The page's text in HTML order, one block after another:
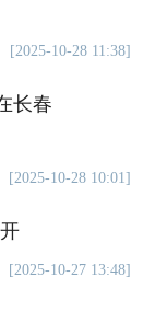
[2025-10-28 11:38]
长春
[2025-10-28 10:01]
[2025-10-27 13:48]